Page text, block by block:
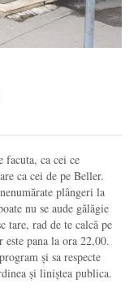
facuta, ca cei ce
ca cei de pe Beller.
plângeri la
nu se aude gălăgie
tare, rad de te calcă pe
pana la ora 22,00.
și sa respecte
și liniștea publica.